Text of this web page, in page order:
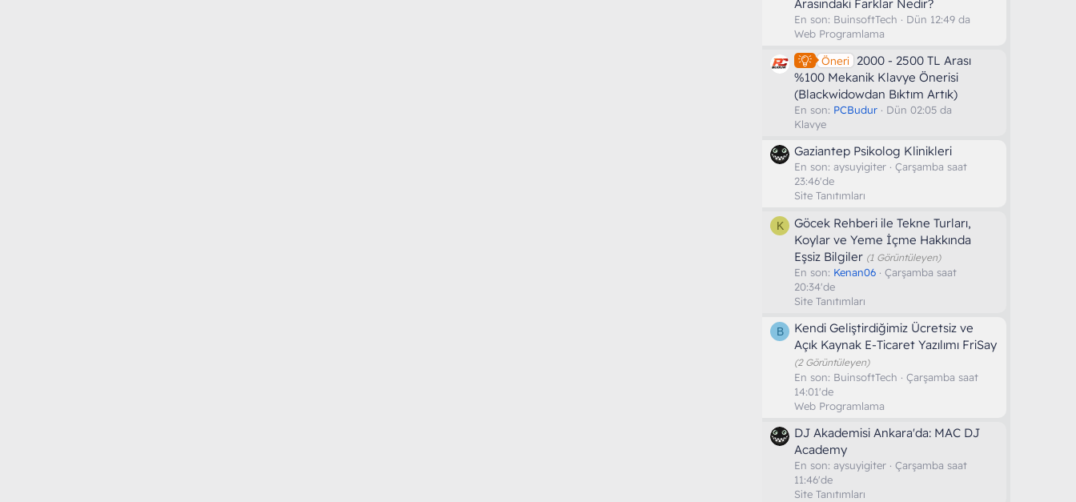
Arasındaki Farklar Nedir?
En son: BuinsoftTech
Dün 12:49 da
Web Programlama
Öneri
2000 - 2500 TL Arası
%100 Mekanik Klavye Önerisi
(Blackwidowdan Bıktım Artık)
En son: PCBudur
Dün 02:05 da
Klavye
Gaziantep Psikolog Klinikleri
En son: aysuyigiter
Çarşamba saat
23:46'de
Site Tanıtımları
K
Göcek Rehberi ile Tekne Turları,
Koylar ve Yeme İçme Hakkında
Eşsiz Bilgiler (1 Görüntüleyen)
En son: Kenan06
Çarşamba saat
20:34'de
Site Tanıtımları
B
Kendi Geliştirdiğimiz Ücretsiz ve
Açık Kaynak E-Ticaret Yazılımı FriSay
(2 Görüntüleyen)
En son: BuinsoftTech
Çarşamba saat
14:01'de
Web Programlama
DJ Akademisi Ankara'da: MAC DJ
Academy
En son: aysuyigiter
Çarşamba saat
11:46'de
Site Tanıtımları